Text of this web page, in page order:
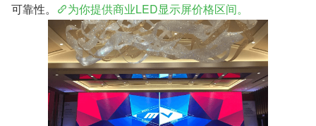
可靠性。
为你提供商业LED显示屏价格区间。